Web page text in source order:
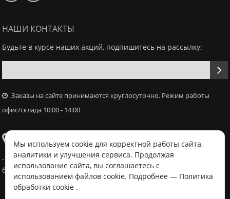
НАШИ КОНТАКТЫ
Будьте в курсе наших акций, подпишитесь на рассылку:
Заказы на сайте принимаются круглосуточно. Режим работы
офис/склада 10:00 - 14:00
Самовывоз
- Офис / склад, г. Минск, ул. Володько 18, с 10:00 - 14:00 в
будний день после согласования с менеджером
Мы используем cookie для корректной работы сайта,
аналитики и улучшения сервиса. Продолжая
использование сайта, вы соглашаетесь с
использованием файлов cookie. Подробнее — Политика
обработки cookie .